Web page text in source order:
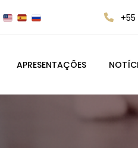
APRESENTAÇÕES